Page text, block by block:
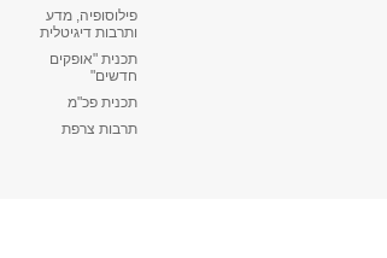
פילוסופיה, מדע
ותרבות דיגיטלית
תכנית "אופקים
חדשים"
תכנית פכ"מ
תרבות צרפת